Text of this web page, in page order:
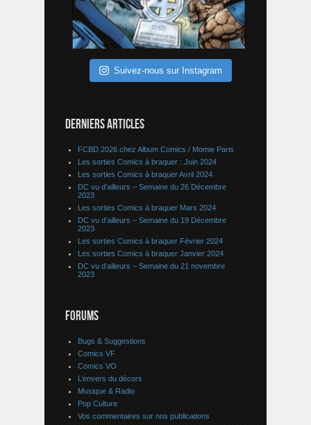
Suivez-nous sur Instagram
DERNIERS ARTICLES
FCBD 2026 chez Album Comics / Momie Paris
Les sorties Comics à braquer : Juin 2024
Les sorties Comics à braquer Avril 2024
DC vu d’ailleurs – Semaine du 26 Décembre
2023
Les sorties Comics à braquer Mars 2024
DC vu d’ailleurs – Semaine du 19 Décembre
2023
Les sorties Comics à braquer Février 2024
Les sorties Comics à braquer Janvier 2024
DC vu d’ailleurs – Semaine du 21 novembre
2023
FORUMS
Bugs & Suggestions
Comics VF
Comics VO
L’envers du décors
Musique & Radio
Pop Culture
Vos commentaires sur nos publications